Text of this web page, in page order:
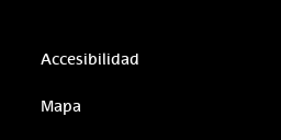
Accesibilidad
Mapa